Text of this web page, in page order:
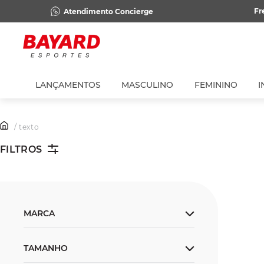
Atendimento Concierge
LANÇAMENTOS MASCULINO FEMININO
/ texto
FILTROS
MARCA
Adidas
TAMANHO